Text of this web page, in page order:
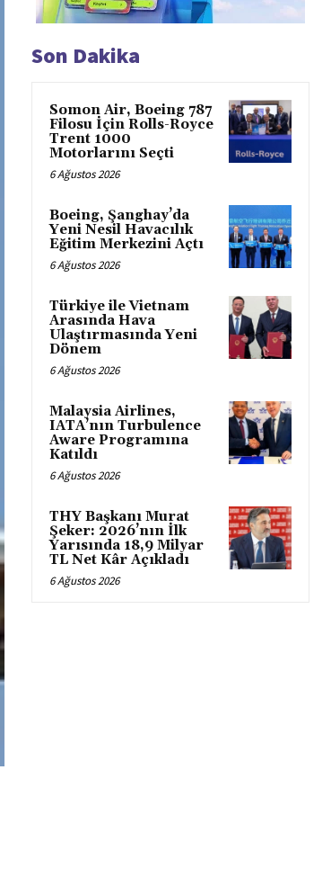
Son Dakika
Somon Air, Boeing 787
Filosu İçin Rolls-Royce
Trent 1000
Motorlarını Seçti
6 Ağustos 2026
Boeing, Şanghay’da
Yeni Nesil Havacılık
Eğitim Merkezini Açtı
6 Ağustos 2026
Türkiye ile Vietnam
Arasında Hava
Ulaştırmasında Yeni
Dönem
6 Ağustos 2026
Malaysia Airlines,
IATA’nın Turbulence
Aware Programına
Katıldı
6 Ağustos 2026
THY Başkanı Murat
Şeker: 2026’nın İlk
Yarısında 18,9 Milyar
TL Net Kâr Açıkladı
6 Ağustos 2026